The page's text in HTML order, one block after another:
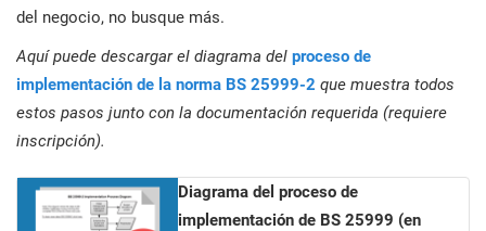
del negocio, no busque más.
Aquí puede descargar el diagrama del proceso de
implementación de la norma BS 25999-2 que muestra todos
estos pasos junto con la documentación requerida (requiere
inscripción).
Diagrama del proceso de
implementación de BS 25999 (en